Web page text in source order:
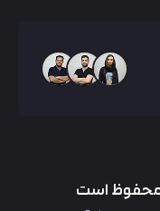
محفوظ است